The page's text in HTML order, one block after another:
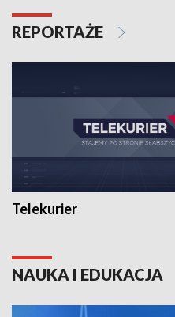
REPORTAŻE
Telekurier
NAUKA I EDUKACJA